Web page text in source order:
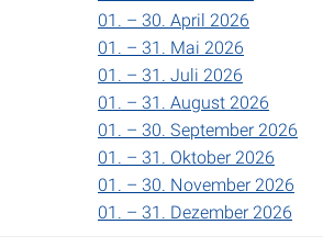
01. – 30. April 2026
01. – 31. Mai 2026
01. – 31. Juli 2026
01. – 31. August 2026
01. – 30. September 2026
01. – 31. Oktober 2026
01. – 30. November 2026
01. – 31. Dezember 2026